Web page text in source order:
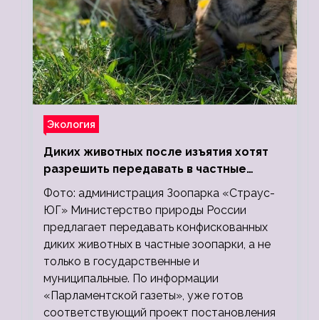
Экология
Диких животных после изъятия хотят
разрешить передавать в частные
зоопарки
Фото: администрация Зоопарка «Страус-
ЮГ» Министерство природы России
предлагает передавать конфискованных
диких животных в частные зоопарки, а не
только в государственные и
муниципальные. По информации
«Парламентской газеты», уже готов
соответствующий проект постановления